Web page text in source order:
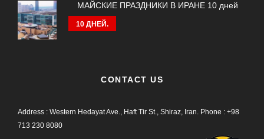
МАЙСКИЕ ПРАЗДНИКИ В ИРАНЕ 10 дней
10 ДНЕЙ.
CONTACT US
Address : Western Hedayat Ave., Haft Tir St., Shiraz, Iran. Phone : +98
713 230 8080